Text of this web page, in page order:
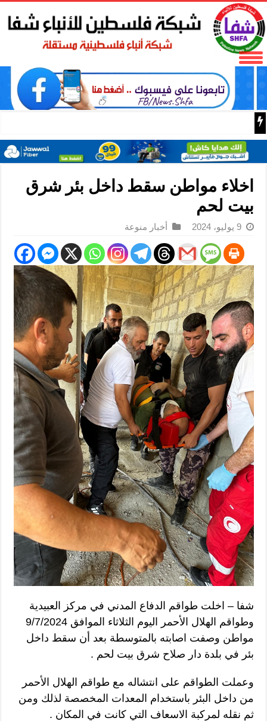
باسم الرئيس: وزير الداخلية زياد هب الريح يمنح العميد
اخلاء مواطن سقط داخل بئر شرق
بيت لحم
9 يوليو، 2024 أخبار منوعة
شفا – اخلت طواقم الدفاع المدني في مركز العبيدية
وطواقم الهلال الأحمر اليوم الثلاثاء الموافق 9/7/2024
مواطن وصفت اصابته بالمتوسطة بعد أن سقط داخل
بئر في بلدة دار صلاح شرق بيت لحم .
وعملت الطواقم على انتشاله مع طواقم الهلال الأحمر
من داخل البئر باستخدام المعدات المخصصة لذلك ومن
ثم نقله لمركبة الاسعاف التي كانت في المكان .